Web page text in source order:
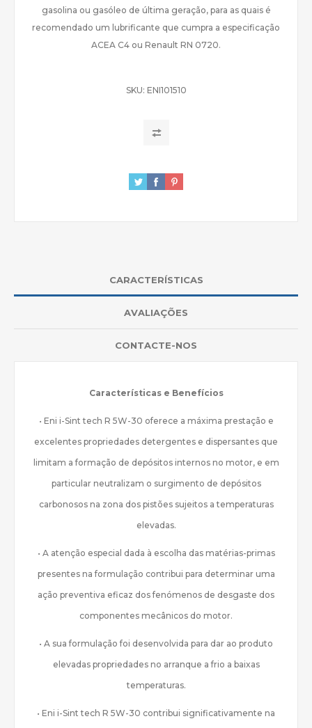
gasolina ou gasóleo de última geração, para as quais é
recomendado um lubrificante que cumpra a especificação
ACEA C4 ou Renault RN 0720.
SKU: ENI101510
CARACTERÍSTICAS
AVALIAÇÕES
CONTACTE-NOS
Características e Benefícios
• Eni i-Sint tech R 5W-30 oferece a máxima prestação e
excelentes propriedades detergentes e dispersantes que
limitam a formação de depósitos internos no motor, e em
particular neutralizam o surgimento de depósitos
carbonosos na zona dos pistões sujeitos a temperaturas
elevadas.
• A atenção especial dada à escolha das matérias-primas
presentes na formulação contribui para determinar uma
ação preventiva eficaz dos fenómenos de desgaste dos
componentes mecânicos do motor.
• A sua formulação foi desenvolvida para dar ao produto
elevadas propriedades no arranque a frio a baixas
temperaturas.
• Eni i-Sint tech R 5W-30 contribui significativamente na